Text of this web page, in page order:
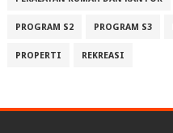
PROGRAM S2 PROGRAM S3
PROPERTI REKREASI